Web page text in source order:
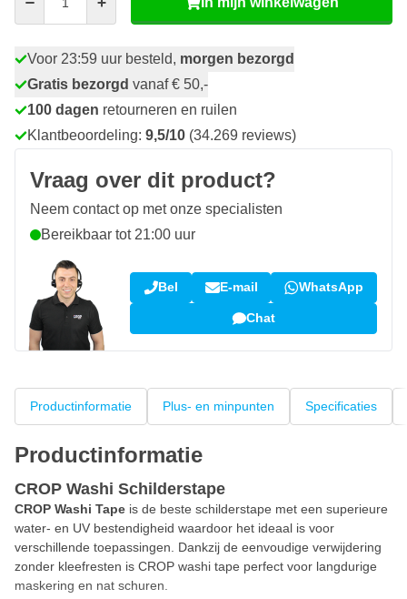
Voor 23:59 uur besteld, morgen bezorgd
Gratis bezorgd vanaf € 50,-
100 dagen retourneren en ruilen
Klantbeoordeling: 9,5/10 (34.269 reviews)
Vraag over dit product?
Neem contact op met onze specialisten
Bereikbaar tot 21:00 uur
Bel E-mail WhatsApp
Chat
Productinformatie Plus- en minpunten Specificaties
Productinformatie
CROP Washi Schilderstape
CROP Washi Tape is de beste schilderstape met een superieure
water- en UV bestendigheid waardoor het ideaal is voor
verschillende toepassingen. Dankzij de eenvoudige verwijdering
zonder kleefresten is CROP washi tape perfect voor langdurige
maskering en nat schuren.